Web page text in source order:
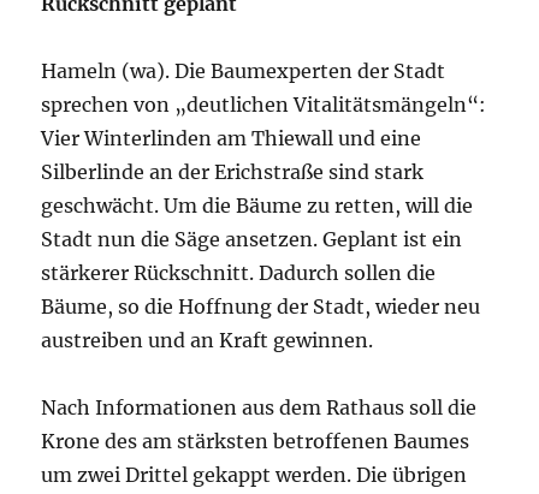
Hameln (wa). Die Baumexperten der Stadt
sprechen von „deutlichen Vitalitätsmängeln“:
Vier Winterlinden am Thiewall und eine
Silberlinde an der Erichstraße sind stark
geschwächt. Um die Bäume zu retten, will die
Stadt nun die Säge ansetzen. Geplant ist ein
stärkerer Rückschnitt. Dadurch sollen die
Bäume, so die Hoffnung der Stadt, wieder neu
austreiben und an Kraft gewinnen.
Nach Informationen aus dem Rathaus soll die
Krone des am stärksten betroffenen Baumes
um zwei Drittel gekappt werden. Die übrigen